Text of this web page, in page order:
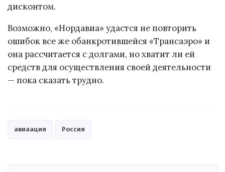
дисконтом.
Возможно, «Нордавиа» удастся не повторить
ошибок все же обанкротившейся «Трансаэро» и
она рассчитается с долгами, но хватит ли ей
средств для осуществления своей деятельности
— пока сказать трудно.
авиаация Россия